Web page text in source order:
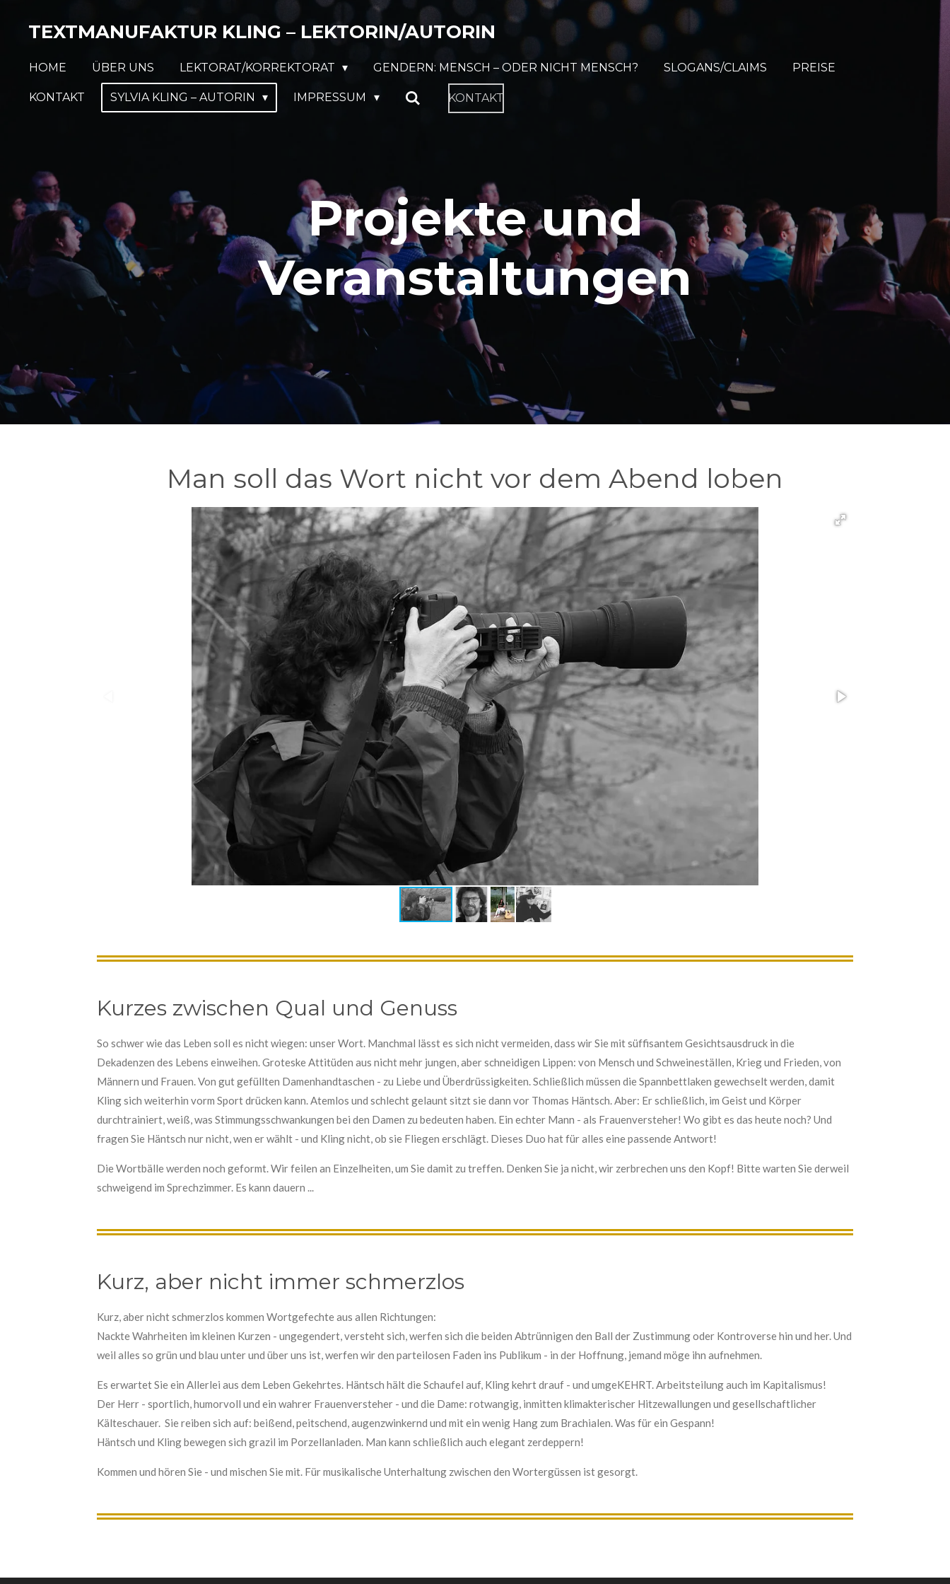
Hauptinhalt
TEXTMANUFAKTUR KLING – LEKTORIN/AUTORIN
HOME ÜBER UNS LEKTORAT/KORREKTORAT GENDERN: MENSCH – ODER NICHT MENSCH? SLOGANS/CLAIMS PREISE
KONTAKT SYLVIA KLING – AUTORIN IMPRESSUM KONTAKT
Projekte und
Veranstaltungen
Man soll das Wort nicht vor dem Abend loben
Kurzes zwischen Qual und Genuss
So schwer wie das Leben soll es nicht wiegen: unser Wort. Manchmal lässt es sich nicht vermeiden, dass wir Sie mit süffisantem Gesichtsausdruck in die
Dekadenzen des Lebens einweihen. Groteske Attitüden aus nicht mehr jungen, aber schneidigen Lippen: von Mensch und Schweineställen, Krieg und Frieden, von
Männern und Frauen. Von gut gefüllten Damenhandtaschen - zu Liebe und Überdrüssigkeiten. Schließlich müssen die Spannbettlaken gewechselt werden, damit
Kling sich weiterhin vorm Sport drücken kann. Atemlos und schlecht gelaunt sitzt sie dann vor Thomas Häntsch. Aber: Er schließlich, im Geist und Körper
durchtrainiert, weiß, was Stimmungsschwankungen bei den Damen zu bedeuten haben. Ein echter Mann - als Frauenversteher! Wo gibt es das heute noch? Und
fragen Sie Häntsch nur nicht, wen er wählt - und Kling nicht, ob sie Fliegen erschlägt. Dieses Duo hat für alles eine passende Antwort!
Die Wortbälle werden noch geformt. Wir feilen an Einzelheiten, um Sie damit zu treffen. Denken Sie ja nicht, wir zerbrechen uns den Kopf! Bitte warten Sie derweil
schweigend im Sprechzimmer. Es kann dauern ...
Kurz, aber nicht immer schmerzlos
Kurz, aber nicht schmerzlos kommen Wortgefechte aus allen Richtungen:
Nackte Wahrheiten im kleinen Kurzen - ungegendert, versteht sich, werfen sich die beiden Abtrünnigen den Ball der Zustimmung oder Kontroverse hin und her. Und
weil alles so grün und blau unter und über uns ist, werfen wir den parteilosen Faden ins Publikum - in der Hoffnung, jemand möge ihn aufnehmen.
Es erwartet Sie ein Allerlei aus dem Leben Gekehrtes. Häntsch hält die Schaufel auf, Kling kehrt drauf - und umgeKEHRT. Arbeitsteilung auch im Kapitalismus!
Der Herr - sportlich, humorvoll und ein wahrer Frauenversteher - und die Dame: rotwangig, inmitten klimakterischer Hitzewallungen und gesellschaftlicher
Kälteschauer. Sie reiben sich auf: beißend, peitschend, augenzwinkernd und mit ein wenig Hang zum Brachialen. Was für ein Gespann!
Häntsch und Kling bewegen sich grazil im Porzellanladen. Man kann schließlich auch elegant zerdeppern!
Kommen und hören Sie - und mischen Sie mit. Für musikalische Unterhaltung zwischen den Wortergüssen ist gesorgt.